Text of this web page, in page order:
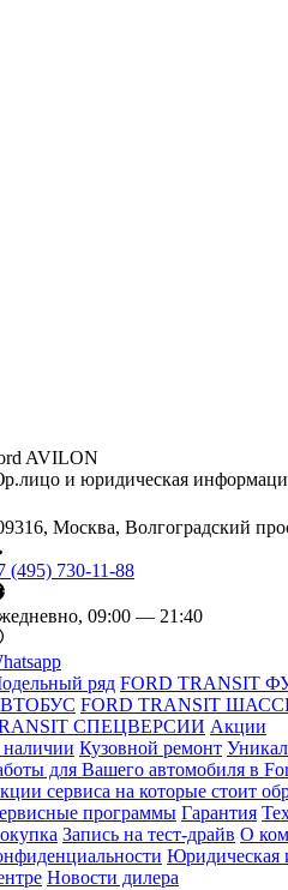
AVILON
и юридическая
Москва, Волгоградский
(495) 730-11-88
09:00 — 21:40
ряд FORD TRANSIT
FORD TRANSIT
СПЕЦВЕРСИИ Акции
Кузовной ремонт
для Вашего автомобиля в
сервиса на которые стоит
программы Гарантия
Запись на тест-драйв О
Юридическая
Новости дилера